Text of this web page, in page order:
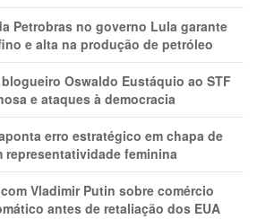
Petrobras no governo Lula garante
e alta na produção de petróleo
Oswaldo Eustáquio ao STF
e ataques à democracia
erro estratégico em chapa de
representatividade feminina
Vladimir Putin sobre comércio
antes de retaliação dos EUA